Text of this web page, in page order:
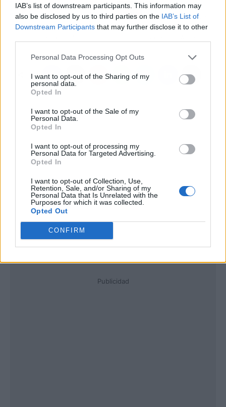
IAB’s list of downstream participants. This information may
also be disclosed by us to third parties on the IAB’s List of
Downstream Participants that may further disclose it to other
Personal Data Processing Opt Outs
I want to opt-out of the Sharing of my
personal data.
Opted In
I want to opt-out of the Sale of my
Personal Data.
Opted In
I want to opt-out of processing my
Personal Data for Targeted Advertising.
Opted In
I want to opt-out of Collection, Use,
Retention, Sale, and/or Sharing of my
Personal Data that Is Unrelated with the
Purposes for which it was collected.
Opted Out
CONFIRM
Txema Indias arranca
muy fuerte en el
Zaragoza: fichaje
Maniobra con
Gorrotxategi habla del
pánico de la Real
Publicidad